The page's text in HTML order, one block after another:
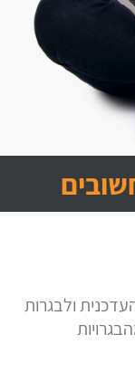
ולבגרות